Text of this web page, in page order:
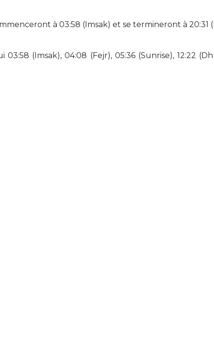
à 03:58 (Imsak) et se termineront à 20:31
(Imsak), 04:08 (Fejr), 05:36 (Sunrise), 12:22